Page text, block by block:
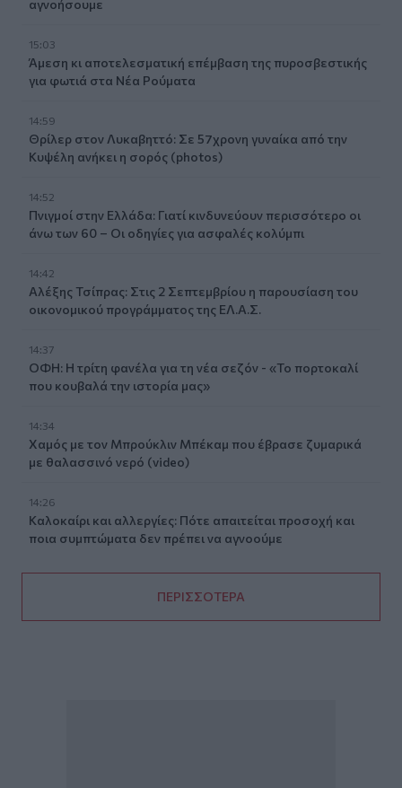
αγνοήσουμε
15:03
Άμεση κι αποτελεσματική επέμβαση της πυροσβεστικής
για φωτιά στα Νέα Ρούματα
14:59
Θρίλερ στον Λυκαβηττό: Σε 57χρονη γυναίκα από την
Κυψέλη ανήκει η σορός (photos)
14:52
Πνιγμοί στην Ελλάδα: Γιατί κινδυνεύουν περισσότερο οι
άνω των 60 – Οι οδηγίες για ασφαλές κολύμπι
14:42
Αλέξης Τσίπρας: Στις 2 Σεπτεμβρίου η παρουσίαση του
οικονομικού προγράμματος της ΕΛ.Α.Σ.
14:37
ΟΦΗ: Η τρίτη φανέλα για τη νέα σεζόν - «Το πορτοκαλί
που κουβαλά την ιστορία μας»
14:34
Χαμός με τον Μπρούκλιν Μπέκαμ που έβρασε ζυμαρικά
με θαλασσινό νερό (video)
14:26
Καλοκαίρι και αλλεργίες: Πότε απαιτείται προσοχή και
ποια συμπτώματα δεν πρέπει να αγνοούμε
ΠΕΡΙΣΣΟΤΕΡΑ